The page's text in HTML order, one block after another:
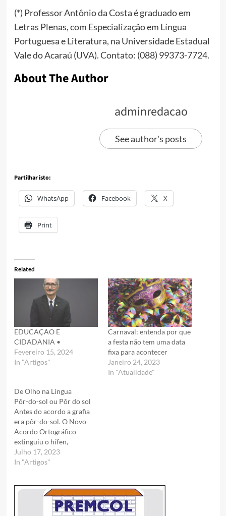
(*) Professor Antônio da Costa é graduado em
Letras Plenas, com Especialização em Língua
Portuguesa e Literatura, na Universidade Estadual
Vale do Acaraú (UVA). Contato: (088) 99373-7724.
About The Author
adminredacao
See author's posts
Partilhar isto:
WhatsApp Facebook X
Print
Related
EDUCAÇÃO E
CIDADANIA •
Fevereiro 15, 2024
In "Artigos"
Carnaval: entenda por que
a festa não tem uma data
fixa para acontecer
Janeiro 24, 2023
In "Atualidade"
De Olho na Língua
Pôr-do-sol ou Pôr do sol
Antes do acordo a grafia
era pôr-do-sol. O Novo
Acordo Ortográfico
extinguiu o hífen,
portanto, a grafia correta é
“pôr do sol”. Por ser
segue a regra da formação
do plural de palavras que
são unidas por preposição,
Julho 17, 2023
In "Artigos"